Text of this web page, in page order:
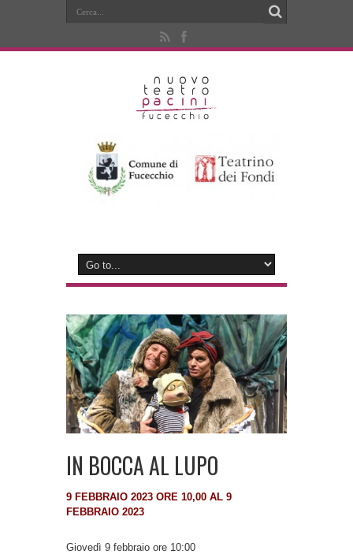
IN BOCCA AL LUPO
9 FEBBRAIO 2023 ORE 10,00 AL 9
FEBBRAIO 2023
Giovedì 9 febbraio ore 10:00